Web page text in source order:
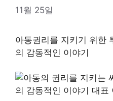
11월 25일
아동권리를 지키기 위한
의 감동적인 이야기